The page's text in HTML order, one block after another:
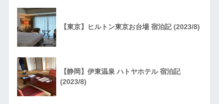
【東京】ヒルトン東京お台場 宿泊記 (2023/8)
【静岡】伊東温泉 ハトヤホテル 宿泊記
(2023/8)